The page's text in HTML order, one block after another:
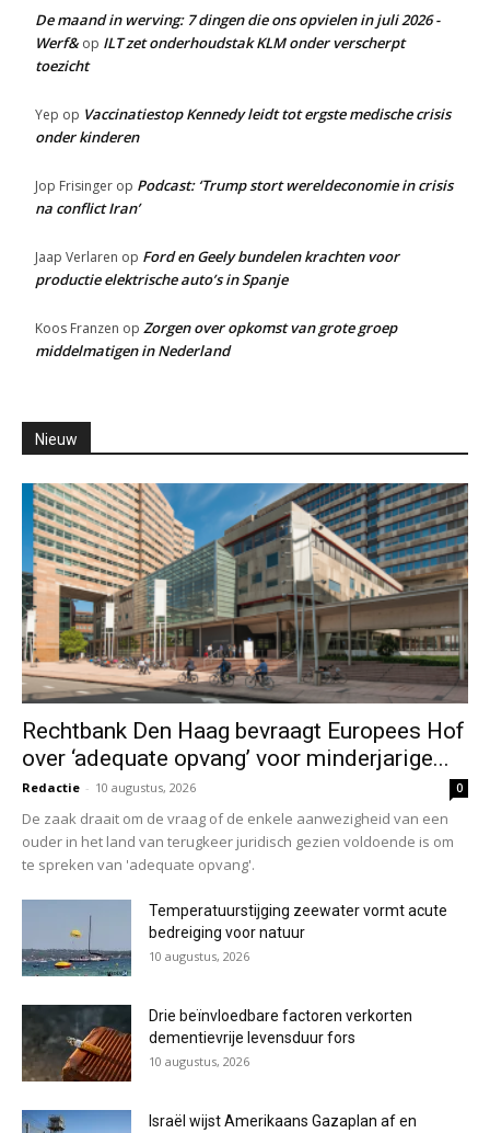
De maand in werving: 7 dingen die ons opvielen in juli 2026 -
Werf& op ILT zet onderhoudstak KLM onder verscherpt
toezicht
Yep op Vaccinatiestop Kennedy leidt tot ergste medische crisis
onder kinderen
Jop Frisinger op Podcast: ‘Trump stort wereldeconomie in crisis
na conflict Iran’
Jaap Verlaren op Ford en Geely bundelen krachten voor
productie elektrische auto’s in Spanje
Koos Franzen op Zorgen over opkomst van grote groep
middelmatigen in Nederland
Nieuw
Rechtbank Den Haag bevraagt Europees Hof
over ‘adequate opvang’ voor minderjarige...
Redactie - 10 augustus, 2026 0
De zaak draait om de vraag of de enkele aanwezigheid van een
ouder in het land van terugkeer juridisch gezien voldoende is om
te spreken van 'adequate opvang'.
Temperatuurstijging zeewater vormt acute
bedreiging voor natuur
10 augustus, 2026
Drie beïnvloedbare factoren verkorten
dementievrije levensduur fors
10 augustus, 2026
Israël wijst Amerikaans Gazaplan af en